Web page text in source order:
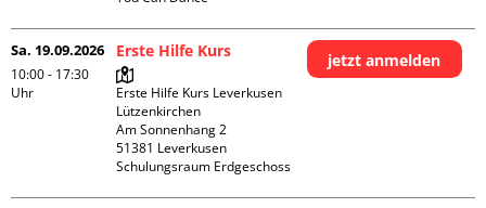
Sa. 19.09.2026
10:00 - 17:30
Uhr
Erste Hilfe Kurs
Erste Hilfe Kurs Leverkusen
Lützenkirchen
Am Sonnenhang 2
51381 Leverkusen
Schulungsraum Erdgeschoss
jetzt anmelden